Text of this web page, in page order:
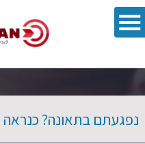
נפגעתם בתאונה? כנראה